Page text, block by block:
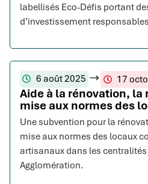
labellisés Eco-Défis portant
d’investissement
6 août 2025 17
Aide à la rénovation,
mise aux normes des
Une subvention pour la
mise aux normes des locaux
artisanaux dans les centralités
Agglomération.